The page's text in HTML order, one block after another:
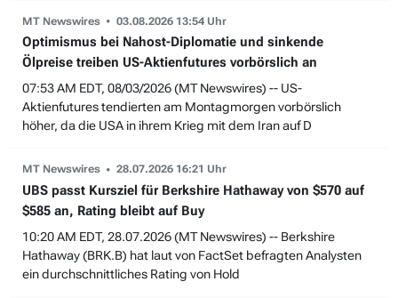
MT Newswires 03.08.2026 13:54 Uhr
Optimismus bei Nahost-Diplomatie und sinkende
Ölpreise treiben US-Aktienfutures vorbörslich an
07:53 AM EDT, 08/03/2026 (MT Newswires) -- US-
Aktienfutures tendierten am Montagmorgen vorbörslich
höher, da die USA in ihrem Krieg mit dem Iran auf D
MT Newswires 28.07.2026 16:21 Uhr
UBS passt Kursziel für Berkshire Hathaway von $570 auf
$585 an, Rating bleibt auf Buy
10:20 AM EDT, 28.07.2026 (MT Newswires) -- Berkshire
Hathaway (BRK.B) hat laut von FactSet befragten Analysten
ein durchschnittliches Rating von Hold